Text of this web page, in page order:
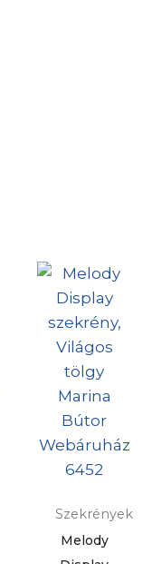
Szekrények
Melody